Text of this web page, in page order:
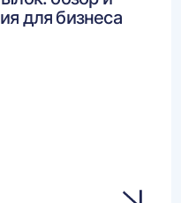
для бизнеса